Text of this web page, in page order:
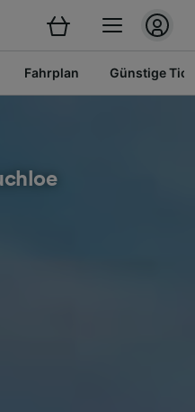
Fahrplan Günstige